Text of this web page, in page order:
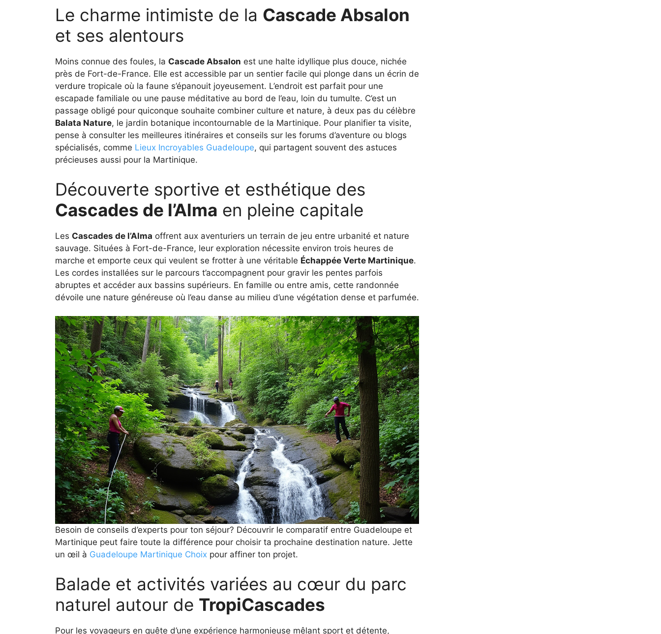
Le charme intimiste de la Cascade Absalon
et ses alentours
Moins connue des foules, la Cascade Absalon est une halte idyllique plus douce, nichée
près de Fort-de-France. Elle est accessible par un sentier facile qui plonge dans un écrin de
verdure tropicale où la faune s’épanouit joyeusement. L’endroit est parfait pour une
escapade familiale ou une pause méditative au bord de l’eau, loin du tumulte. C’est un
passage obligé pour quiconque souhaite combiner culture et nature, à deux pas du célèbre
Balata Nature, le jardin botanique incontournable de la Martinique. Pour planifier ta visite,
pense à consulter les meilleures itinéraires et conseils sur les forums d’aventure ou blogs
spécialisés, comme Lieux Incroyables Guadeloupe, qui partagent souvent des astuces
précieuses aussi pour la Martinique.
Découverte sportive et esthétique des
Cascades de l’Alma en pleine capitale
Les Cascades de l’Alma offrent aux aventuriers un terrain de jeu entre urbanité et nature
sauvage. Situées à Fort-de-France, leur exploration nécessite environ trois heures de
marche et emporte ceux qui veulent se frotter à une véritable Échappée Verte Martinique.
Les cordes installées sur le parcours t’accompagnent pour gravir les pentes parfois
abruptes et accéder aux bassins supérieurs. En famille ou entre amis, cette randonnée
dévoile une nature généreuse où l’eau danse au milieu d’une végétation dense et parfumée.
Besoin de conseils d’experts pour ton séjour? Découvrir le comparatif entre Guadeloupe et
Martinique peut faire toute la différence pour choisir ta prochaine destination nature. Jette
un œil à Guadeloupe Martinique Choix pour affiner ton projet.
Balade et activités variées au cœur du parc
naturel autour de TropiCascades
Pour les voyageurs en quête d’une expérience harmonieuse mêlant sport et détente,